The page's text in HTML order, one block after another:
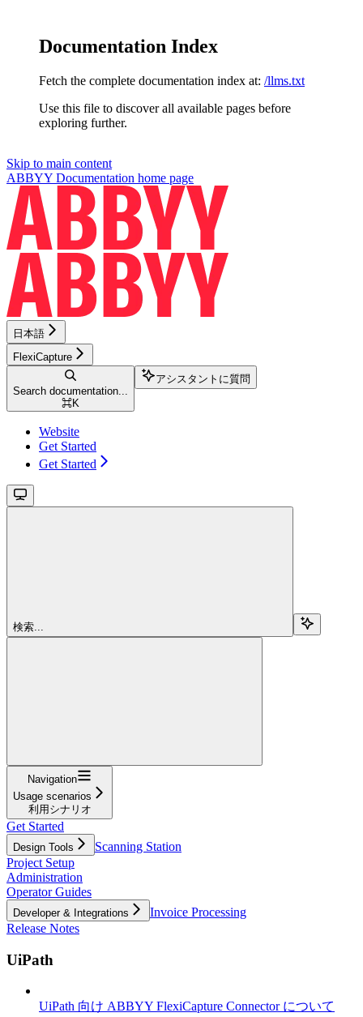
Documentation Index
Fetch the complete documentation index at: /llms.txt
Use this file to discover all available pages before
exploring further.
Skip to main content
ABBYY Documentation home page
日本語
FlexiCapture
Search documentation...
⌘K
アシスタントに質問
Website
Get Started
Get Started
検索...
Navigation
Usage scenarios
利用シナリオ
Get Started
Design Tools
Scanning Station
Project Setup
Administration
Operator Guides
Developer & Integrations
Invoice Processing
Release Notes
UiPath
UiPath 向け ABBYY FlexiCapture Connector について